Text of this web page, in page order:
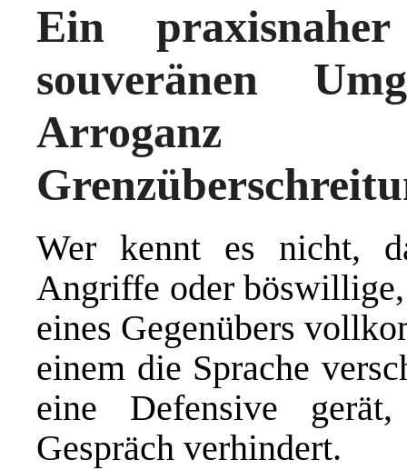
Ein
souveränen
Arroganz
Wer kennt es nicht,
Angriffe oder
eines Gegenübers
einem die Sprache
eine Defensive
Gespräch verhindert.